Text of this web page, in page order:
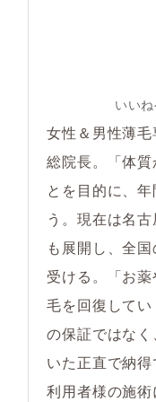
いい
女性＆男性薄毛
総院長。「体
とを目的に、
う。現在は名
も展開し、全
受ける。「お
毛を回復して
の保証ではな
いた正直で納
利用者様の施術